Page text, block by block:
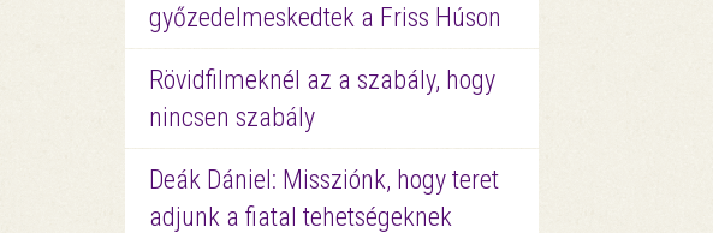
győzedelmeskedtek a Friss Húson
Rövidfilmeknél az a szabály, hogy
nincsen szabály
Deák Dániel: Missziónk, hogy teret
adjunk a fiatal tehetségeknek